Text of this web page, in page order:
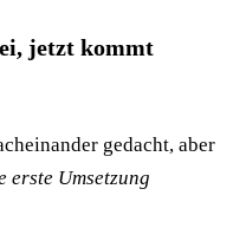
jetzt kommt
gedacht, aber
erste Umsetzung